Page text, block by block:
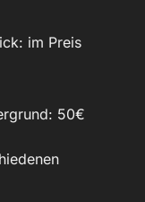
im Preis
50€